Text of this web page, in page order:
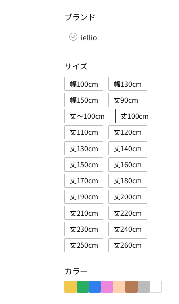
ブランド
iellio
サイズ
幅100cm
幅130cm
幅150cm
丈90cm
丈～100cm
丈100cm
丈110cm
丈120cm
丈130cm
丈140cm
丈150cm
丈160cm
丈170cm
丈180cm
丈190cm
丈200cm
丈210cm
丈220cm
丈230cm
丈240cm
丈250cm
丈260cm
カラー